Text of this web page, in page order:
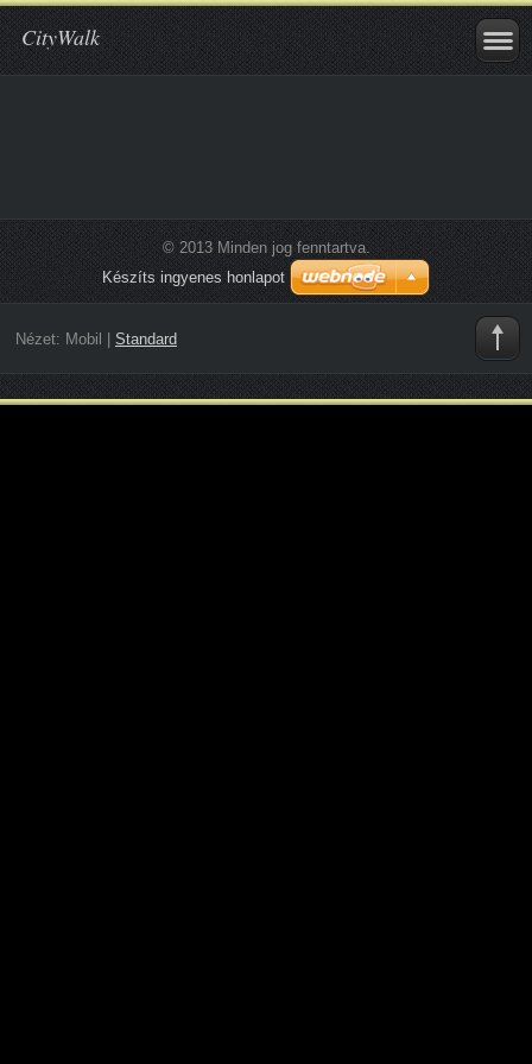
CityWalk
© 2013 Minden jog fenntartva.
Készíts ingyenes honlapot
Nézet: Mobil Standard